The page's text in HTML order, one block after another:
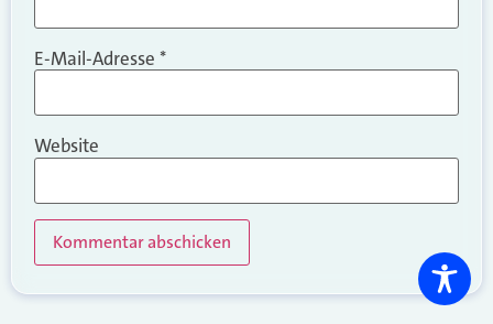
E-Mail-Adresse *
Website
Alternative: